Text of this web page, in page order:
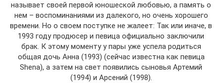
называет своей первой юношеской любовью, а память о
нем – воспоминаниями из далекого, но очень хорошего
времени. Но о своем поступке не жалеет: Так или иначе, в
1993 году продюсер и певица официально заключили
брак. К этому моменту у пары уже успела родиться
общая дочь Анна (1993) (сейчас известна как певица
Shena), а затем на свет появились сыновья Артемий
(1994) и Арсений (1998).